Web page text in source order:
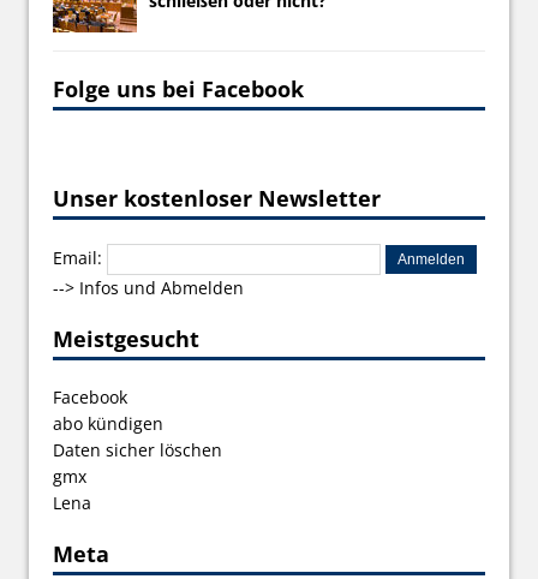
Folge uns bei Facebook
Unser kostenloser Newsletter
Email:
--> Infos und Abmelden
Meistgesucht
Facebook
abo kündigen
Daten sicher löschen
gmx
Lena
Meta